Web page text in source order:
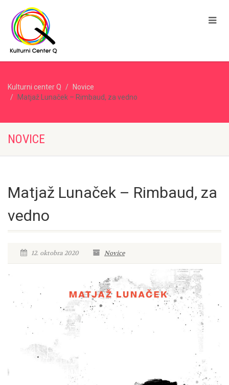
Kulturni center Q
Novice
Matjaž Lunaček – Rimbaud, za vedno
NOVICE
Matjaž Lunaček – Rimbaud, za
vedno
12. oktobra 2020 Novice